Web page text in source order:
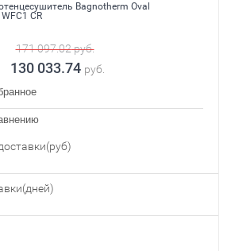
Bagnotherm Oval
CR
171 097.02руб.
130 033.74 руб.